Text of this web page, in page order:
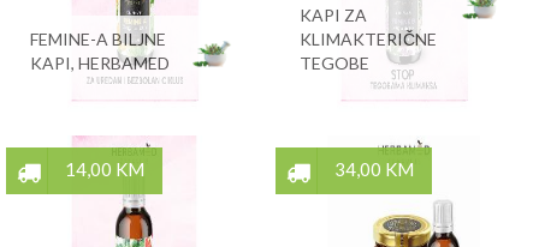
FEMINE-A BILJNE
KAPI, HERBAMED
KAPI ZA
KLIMAKTERIČNE
TEGOBE
14,00 KM 34,00 KM